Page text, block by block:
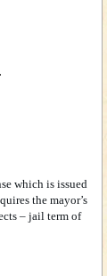
which is issued
the mayor’s
– jail term of